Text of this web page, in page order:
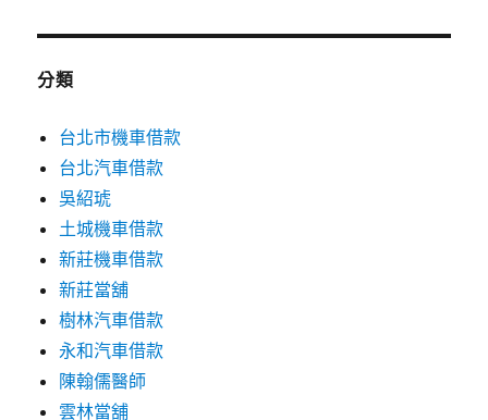
分類
台北市機車借款
台北汽車借款
吳紹琥
土城機車借款
新莊機車借款
新莊當舖
樹林汽車借款
永和汽車借款
陳翰儒醫師
雲林當舖